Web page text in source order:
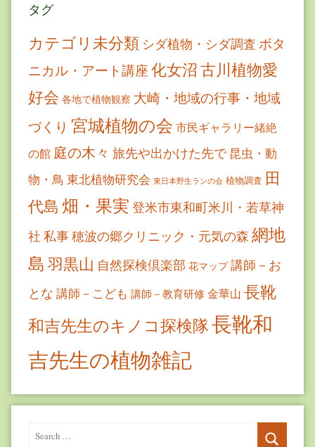
タグ
カテゴリ未分類 シダ植物・シダ調査 ボタ
ニカル・アート講座 化女沼古川植物愛
好会 各地で植物観察 大崎・地域の行事・地域
づくり 宮城植物の会 市民ギャラリー緒絶
の館 庭の木々 旅先や出かけた先で 昆虫・動
物・鳥 東北植物研究会 東日本野生ランの会 植物調査 田
代島 畑・果実 登米市東和町米川・若草神
社 私事穂波の郷クリニック・元気の森 網地
島 羽黒山 自然探検倶楽部 花マップ 講師－お
とな 講師－こども 講師－教育研修 金華山 長靴
和吉先生のキノコ探検隊長靴和
吉先生の植物雑記
Search